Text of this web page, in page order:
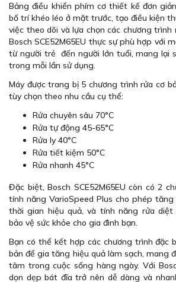
Bảng điều khiển phím cơ thiết kế đơn
bố trí khéo léo ở mặt trước, tạo điều kiện
việc theo dõi và lựa chọn các chương trình
Bosch SCE52M65EU thực sự phù hợp với
từ người trẻ đến người lớn tuổi, mang lại
trong mỗi lần sử dụng.
Máy được trang bị 5 chương trình rửa cơ
tùy chọn theo nhu cầu cụ thể:
Rửa chuyên sâu 70°C
Rửa tự động 45-65°C
Rửa ly 40°C
Rửa tiết kiệm 50°C
Rửa nhanh 45°C
Đặc biệt, Bosch SCE52M65EU còn có 2
tính năng VarioSpeed Plus cho phép
thời gian hiệu quả, và tính năng rửa diệt
bảo vệ sức khỏe cho gia đình bạn.
Bạn có thể kết hợp các chương trình đặc
bản để gia tăng hiệu quả làm sạch, mang
tâm trong cuộc sống hàng ngày. Với
dọn dẹp bát đĩa trở nên dễ dàng và